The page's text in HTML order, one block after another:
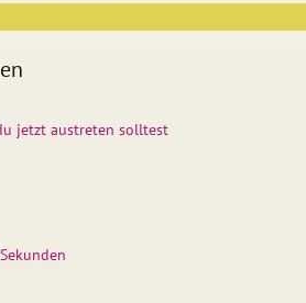
jetzt austreten solltest